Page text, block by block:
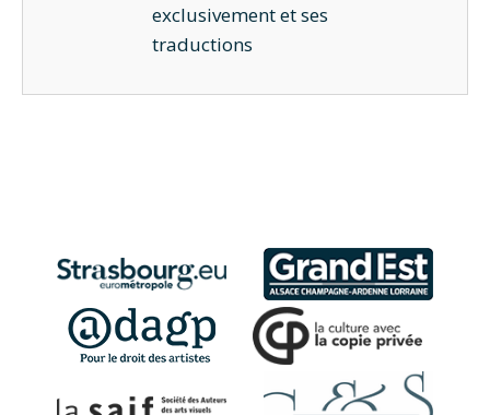
exclusivement et ses
traductions